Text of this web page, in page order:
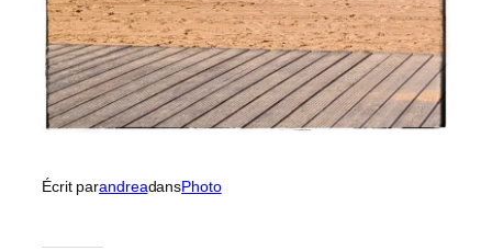
Écrit parandreadansPhoto